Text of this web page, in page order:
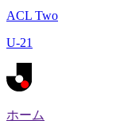
ACL Two
U-21
ホーム